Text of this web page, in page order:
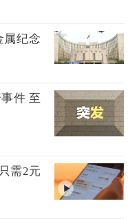
属纪念
件 至
需2元